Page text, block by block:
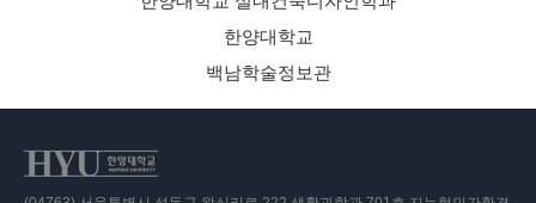
한양대학교
백남학술정보관